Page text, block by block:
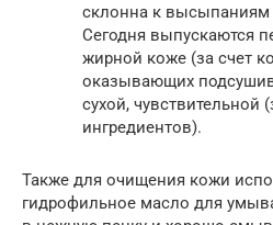
склонна к
Сегодня выпускаются
жирной коже (за счет
оказывающих
сухой, чувствительной
ингредиентов).
Также для очищения кожи
гидрофильное масло для